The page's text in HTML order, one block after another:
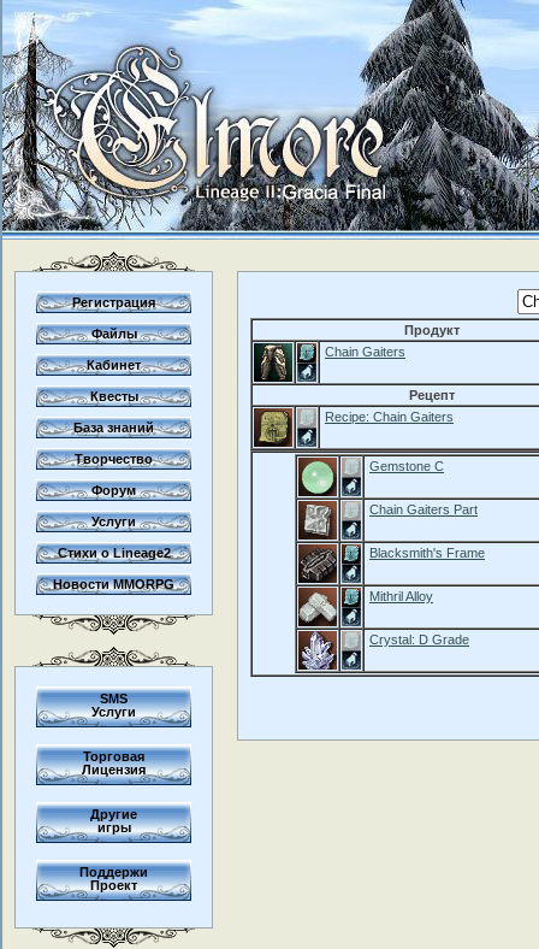
Регистрация
Файлы
Кабинет
Квесты
База знаний
Творчество
Форум
Услуги
Стихи о Lineage2
Новости MMORPG
SMS
Услуги
Торговая
Лицензия
Другие
игры
Поддержи
Проект
Продукт
Chain Gaiters
Рецепт
Recipe: Chain Gaiters
Gemstone C
Chain Gaiters Part
Blacksmith's Frame
Mithril Alloy
Crystal: D Grade